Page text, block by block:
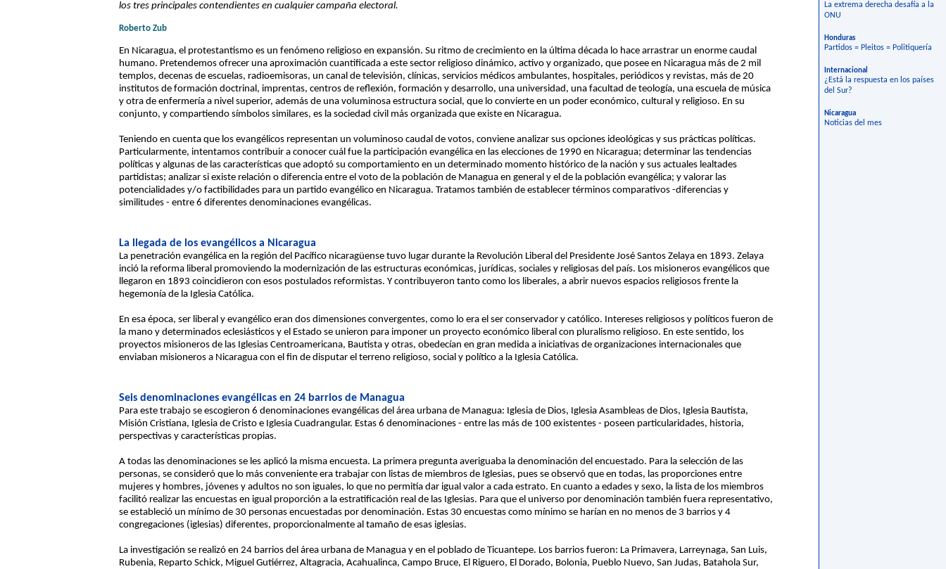
los tres principales contendientes en cualquier campaña electoral.
Roberto Zub
En Nicaragua, el protestantismo es un fenómeno religioso en expansión. Su ritmo de crecimiento en la última década lo hace arrastrar un enorme caudal
humano. Pretendemos ofrecer una aproximación cuantificada a este sector religioso dinámico, activo y organizado, que posee en Nicaragua más de 2 mil
templos, decenas de escuelas, radioemisoras, un canal de televisión, clínicas, servicios médicos ambulantes, hospitales, periódicos y revistas, más de 20
institutos de formación doctrinal, imprentas, centros de reflexión, formación y desarrollo, una universidad, una facultad de teología, una escuela de música
y otra de enfermería a nivel superior, además de una voluminosa estructura social, que lo convierte en un poder económico, cultural y religioso. En su
conjunto, y compartiendo símbolos similares, es la sociedad civil más organizada que existe en Nicaragua.
Teniendo en cuenta que los evangélicos representan un voluminoso caudal de votos, conviene analizar sus opciones ideológicas y sus prácticas políticas.
Particularmente, intentamos contribuir a conocer cuál fue la participación evangélica en las elecciones de 1990 en Nicaragua; determinar las tendencias
políticas y algunas de las características que adoptó su comportamiento en un determinado momento histórico de la nación y sus actuales lealtades
partidistas; analizar si existe relación o diferencia entre el voto de la población de Managua en general y el de la población evangélica; y valorar las
potencialidades y/o factibilidades para un partido evangélico en Nicaragua. Tratamos también de establecer términos comparativos -diferencias y
similitudes - entre 6 diferentes denominaciones evangélicas.
La llegada de los evangélicos a Nicaragua
La penetración evangélica en la región del Pacífico nicaragüense tuvo lugar durante la Revolución Liberal del Presidente José Santos Zelaya en 1893. Zelaya
inció la reforma liberal promoviendo la modernización de las estructuras económicas, jurídicas, sociales y religiosas del país. Los misioneros evangélicos que
llegaron en 1893 coincidieron con esos postulados reformistas. Y contribuyeron tanto como los liberales, a abrir nuevos espacios religiosos frente la
hegemonía de la Iglesia Católica.
En esa época, ser liberal y evangélico eran dos dimensiones convergentes, como lo era el ser conservador y católico. Intereses religiosos y políticos fueron de
la mano y determinados eclesiásticos y el Estado se unieron para imponer un proyecto económico liberal con pluralismo religioso. En este sentido, los
proyectos misioneros de las Iglesias Centroamericana, Bautista y otras, obedecían en gran medida a iniciativas de organizaciones internacionales que
enviaban misioneros a Nicaragua con el fin de disputar el terreno religioso, social y político a la Iglesia Católica.
Seis denominaciones evangélicas en 24 barrios de Managua
Para este trabajo se escogieron 6 denominaciones evangélicas del área urbana de Managua: Iglesia de Dios, Iglesia Asambleas de Dios, Iglesia Bautista,
Misión Cristiana, Iglesia de Cristo e Iglesia Cuadrangular. Estas 6 denominaciones - entre las más de 100 existentes - poseen particularidades, historia,
perspectivas y características propias.
A todas las denominaciones se les aplicó la misma encuesta. La primera pregunta averiguaba la denominación del encuestado. Para la selección de las
personas, se consideró que lo más conveniente era trabajar con listas de miembros de Iglesias, pues se observó que en todas, las proporciones entre
mujeres y hombres, jóvenes y adultos no son iguales, lo que no permitía dar igual valor a cada estrato. En cuanto a edades y sexo, la lista de los miembros
facilitó realizar las encuestas en igual proporción a la estratificación real de las Iglesias. Para que el universo por denominación también fuera representativo,
se estableció un mínimo de 30 personas encuestadas por denominación. Estas 30 encuestas como mínimo se harían en no menos de 3 barrios y 4
congregaciones (iglesias) diferentes, proporcionalmente al tamaño de esas iglesias.
La investigación se realizó en 24 barrios del área urbana de Managua y en el poblado de Ticuantepe. Los barrios fueron: La Primavera, Larreynaga, San Luis,
Rubenia, Reparto Schick, Miguel Gutiérrez, Altagracia, Acahualinca, Campo Bruce, El Riguero, El Dorado, Bolonia, Pueblo Nuevo, San Judas, Batahola Sur,
La extrema derecha desafía a la
ONU
Honduras
Partidos = Pleitos = Politiquería
Internacional
¿Está la respuesta en los países
del Sur?
Nicaragua
Noticias del mes